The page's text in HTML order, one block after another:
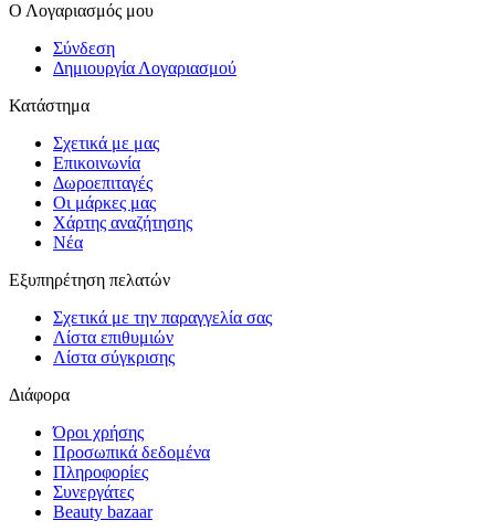
Ο Λογαριασμός μου
Σύνδεση
Δημιουργία Λογαριασμού
Κατάστημα
Σχετικά με μας
Επικοινωνία
Δωροεπιταγές
Οι μάρκες μας
Χάρτης αναζήτησης
Νέα
Εξυπηρέτηση πελατών
Σχετικά με την παραγγελία σας
Λίστα επιθυμιών
Λίστα σύγκρισης
Διάφορα
Όροι χρήσης
Προσωπικά δεδομένα
Πληροφορίες
Συνεργάτες
Beauty bazaar